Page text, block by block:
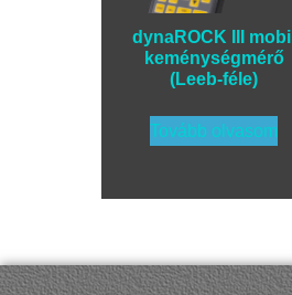
dynaROCK III mobil
keménységmérő
(Leeb-féle)
Tovább olvasom